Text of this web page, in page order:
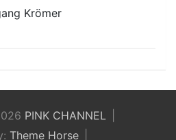
Krömer
PINK CHANNEL
Theme Horse